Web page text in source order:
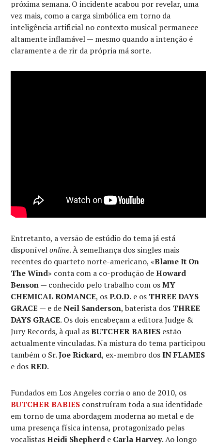
próxima semana. O incidente acabou por revelar, uma
vez mais, como a carga simbólica em torno da
inteligência artificial no contexto musical permanece
altamente inflamável — mesmo quando a intenção é
claramente a de rir da própria má sorte.
Entretanto, a versão de estúdio do tema já está
disponívelonline. À semelhança dos singles mais
recentes do quarteto norte-americano, «Blame It On
The Wind» conta com a co-produção deHoward
Benson— conhecido pelo trabalho com osMY
CHEMICAL ROMANCE, osP.O.D. e os THREE DAYS
GRACE — e deNeil Sanderson, baterista dos THREE
DAYS GRACE. Os dois encabeçam a editora Judge &
Jury Records, à qual asBUTCHER BABIES estão
actualmente vinculadas. Na mistura do tema participou
também o Sr.Joe Rickard, ex-membro dosIN FLAMES
e dosRED.
Fundados em Los Angeles corria o ano de 2010, os
BUTCHER BABIES construíram toda a sua identidade
em torno de uma abordagem moderna ao metal e de
uma presença física intensa, protagonizado pelas
vocalistasHeidi Shepherd e Carla Harvey. Ao longo